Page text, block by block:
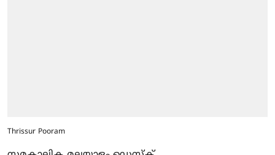
Thrissur Pooram